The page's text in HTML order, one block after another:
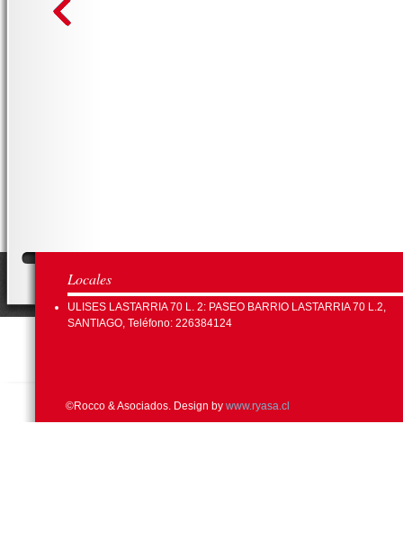
Locales
ULISES LASTARRIA 70 L. 2: PASEO BARRIO LASTARRIA 70 L.2,
SANTIAGO, Teléfono: 226384124
©Rocco & Asociados. Design by www.ryasa.cl